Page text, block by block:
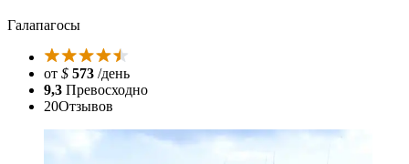
Галапагосы
от $ 573 /день
9,3 Превосходно
20Отзывов